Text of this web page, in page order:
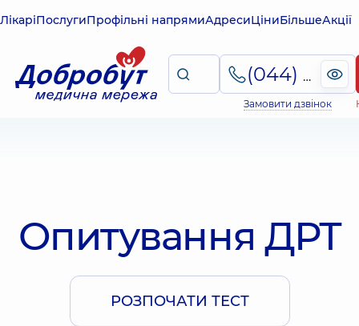
ЛікаріПослугиПрофільні напрямиАдресиЦіниБільшеАкції
(044) 495-2-888
Замовити дзвінок
Опитування ДРТ
РОЗПОЧАТИ ТЕСТ